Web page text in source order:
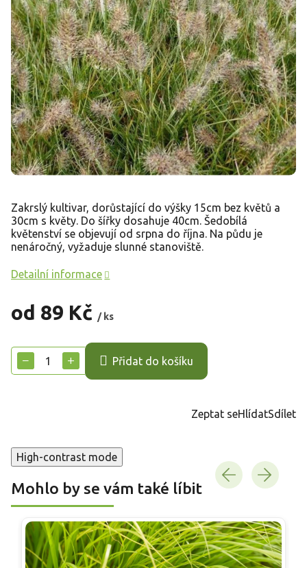
od 89 Kč / ks
cena:
+
− Přidat do košíku
Zakrslý kultivar, dorůstající do výšky 15cm bez květů a
30cm s květy. Do šířky dosahuje 40cm. Šedobílá
květenství se objevují od srpna do října. Na půdu je
nenáročný, vyžaduje slunné stanoviště.
Detailní informace
Zeptat seHlídatSdílet
High-contrast mode
Mohlo by se vám také líbit